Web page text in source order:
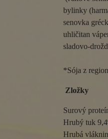
bylinky
senovka
uhličitan
sladovo-
*Sója z
Zložky
Surový
Hrubý tuk
Hrubá